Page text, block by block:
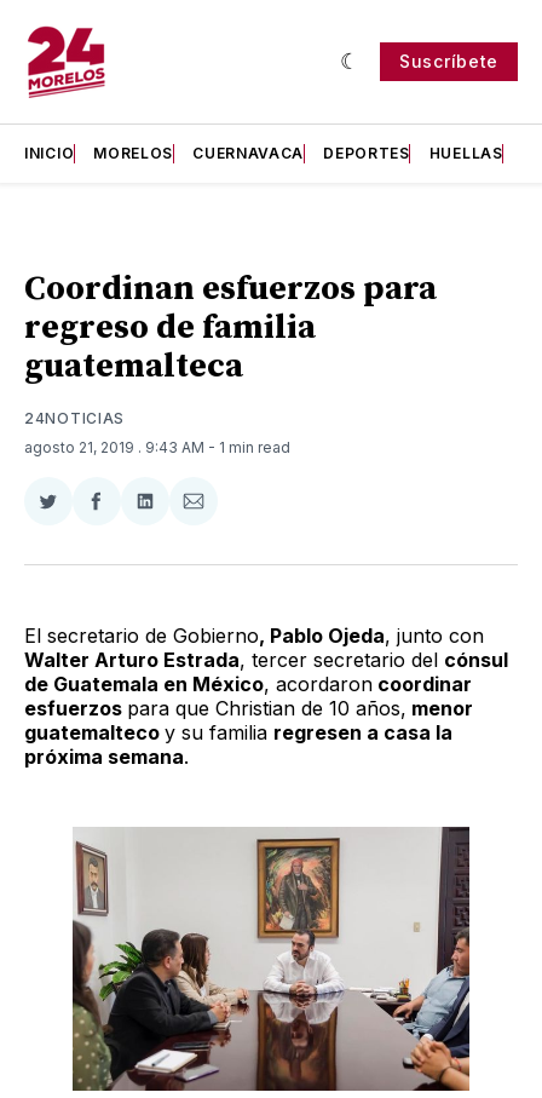
Suscríbete
INICIO MORELOS CUERNAVACA DEPORTES HUELLAS
Coordinan esfuerzos para
regreso de familia
guatemalteca
24NOTICIAS
agosto 21, 2019 . 9:43 AM - 1 min read
Compartir
Twitter
Compartir
Facebook
Compartir
LinkedIn
Compartir
Email
El secretario de Gobierno, Pablo Ojeda, junto con
Walter Arturo Estrada, tercer secretario del cónsul
de Guatemala en México, acordaron coordinar
esfuerzos para que Christian de 10 años, menor
guatemalteco y su familia regresen a casa la
próxima semana.